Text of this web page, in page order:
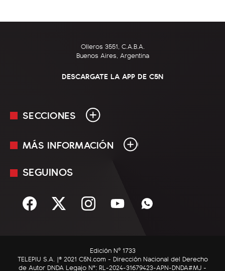
Olleros 3551, C.A.B.A.
Buenos Aires, Argentina
DESCARGATE LA APP DE C5N
SECCIONES
En Vivo
Sociedad
C5N Autos
MÁS INFORMACIÓN
Mediakit
Términos y condiciones
SEGUINOS
Edición Nº 1733
TELEPIU S.A. |© 2021 C5N.com - Dirección Nacional del Derecho
de Autor DNDA Legajo N°: RL-2024-31679423-APN-DNDA#MJ -